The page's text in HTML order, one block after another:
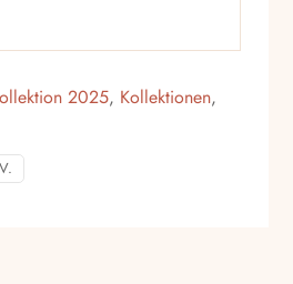
2025, Kollektionen,